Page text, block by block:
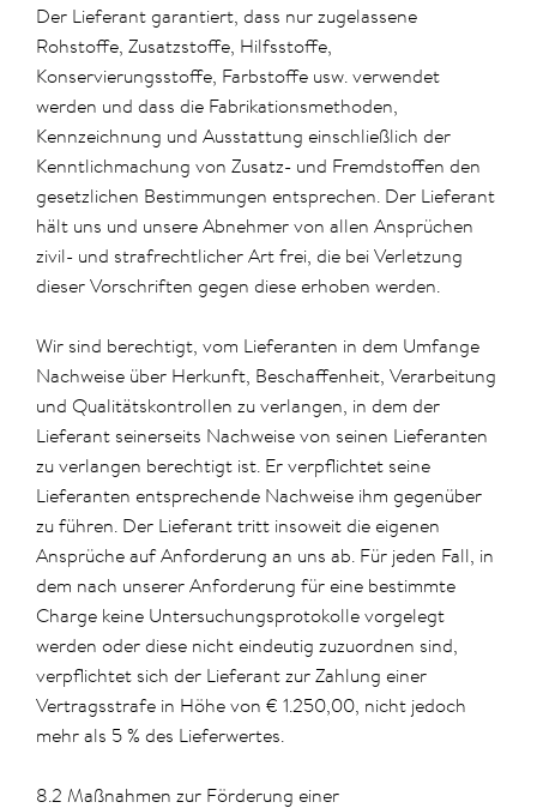
Der Lieferant garantiert, dass nur zugelassene
Rohstoffe, Zusatzstoffe, Hilfsstoffe,
Konservierungsstoffe, Farbstoffe usw. verwendet
werden und dass die Fabrikationsmethoden,
Kennzeichnung und Ausstattung einschließlich der
Kenntlichmachung von Zusatz- und Fremdstoffen den
gesetzlichen Bestimmungen entsprechen. Der Lieferant
hält uns und unsere Abnehmer von allen Ansprüchen
zivil- und strafrechtlicher Art frei, die bei Verletzung
dieser Vorschriften gegen diese erhoben werden.
Wir sind berechtigt, vom Lieferanten in dem Umfange
Nachweise über Herkunft, Beschaffenheit, Verarbeitung
und Qualitätskontrollen zu verlangen, in dem der
Lieferant seinerseits Nachweise von seinen Lieferanten
zu verlangen berechtigt ist. Er verpflichtet seine
Lieferanten entsprechende Nachweise ihm gegenüber
zu führen. Der Lieferant tritt insoweit die eigenen
Ansprüche auf Anforderung an uns ab. Für jeden Fall, in
dem nach unserer Anforderung für eine bestimmte
Charge keine Untersuchungsprotokolle vorgelegt
werden oder diese nicht eindeutig zuzuordnen sind,
verpflichtet sich der Lieferant zur Zahlung einer
Vertragsstrafe in Höhe von € 1.250,00, nicht jedoch
mehr als 5 % des Lieferwertes.
8.2 Maßnahmen zur Förderung einer